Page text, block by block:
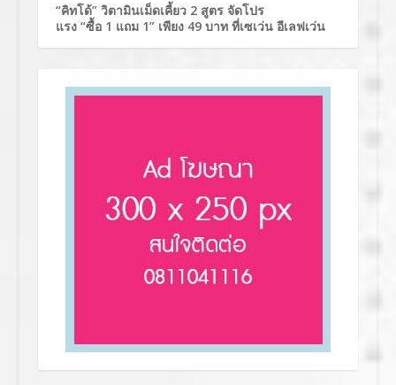
“คิทโด้” วิตามินเม็ดเคี้ยว 2 สูตร จัดโปร
แรง “ซื้อ 1 แถม 1” เพียง 49 บาท ที่เซเว่น อีเลฟเว่น